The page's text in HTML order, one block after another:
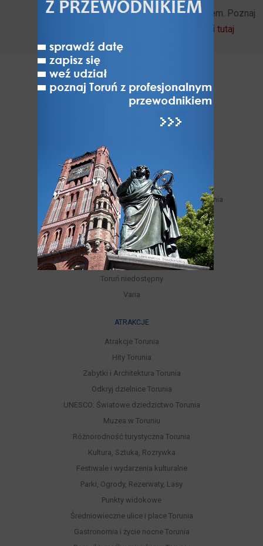
Zostań naszym patronem. Poznaj
szczegóły i możliwości tutaj
POZNAJ
Poznaj Toruń
Historia Torunia i historie toruńskie
Znani torunianie
Zabytki niezachowane
Miejskie trasy turystyczne samodzielnego zwiedzania
Legendy toruńskie
Toruń nad Wisłą
Jak Toruń z Bydgoszczą
Toruń - miasto NAJ-pierwsze
Toruń niedostępny
Varia
ATRAKCJE
Atrakcje Torunia
Hity Torunia
Zabytki i Architektura Torunia
Odkryj dzielnice Torunia
UNESCO: Światowe dziedzictwo Torunia
Muzea w Toruniu
Różnorodność turystyczna Torunia
Kultura, Sztuka, Rozrywka
Festiwale i wydarzenia kulturalne
Parki, Ogrody, Rezerwaty, Lasy
Punkty widokowe
Średniowieczne ulice i place Torunia
Gastronomia i życie nocne Torunia